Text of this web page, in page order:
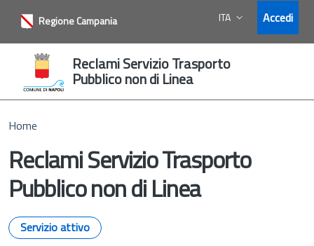
Regione Campania Lingua attiva:
ITA Accedi
Reclami Servizio Trasporto
Pubblico non di Linea
Home
Reclami Servizio Trasporto
Pubblico non di Linea
Servizio attivo